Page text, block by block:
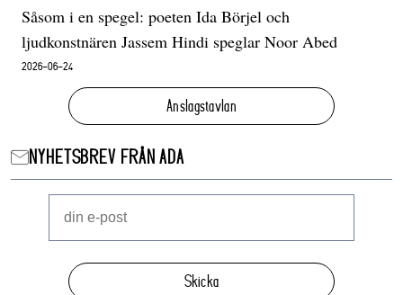
Såsom i en spegel: poeten Ida Börjel och
ljudkonstnären Jassem Hindi speglar Noor Abed
2026-06-24
Anslagstavlan
NYHETSBREV FRÅN ADA
Skicka